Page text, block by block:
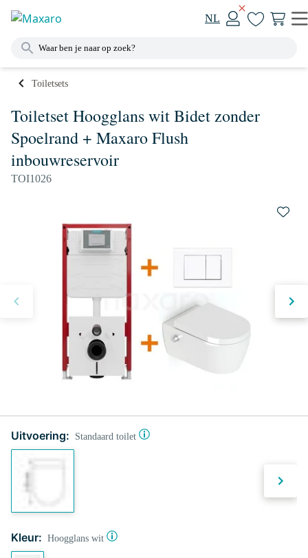
NL
Toiletsets
Toiletset Hoogglans wit Bidet zonder
Spoelrand + Maxaro Flush
inbouwreservoir
TOI1026
Uitvoering: Standaard toilet
Kleur: Hoogglans wit